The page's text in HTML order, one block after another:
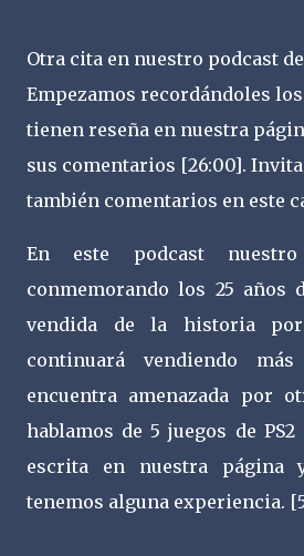
Otra cita en nuestro podcast
Empezamos recordándoles
tienen reseña en nuestra
sus comentarios [26:00].
también comentarios en este
En este podcast
conmemorando los 25 años
vendida de la historia
continuará vendiendo
encuentra amenazada por
hablamos de 5 juegos de
escrita en nuestra página
tenemos alguna experiencia.